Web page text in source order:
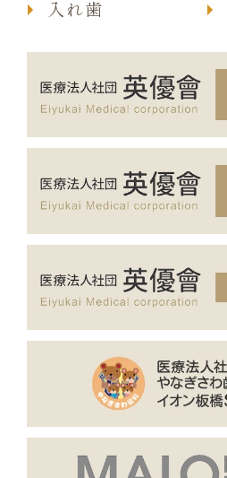
入れ歯